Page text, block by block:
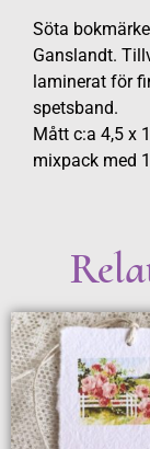
Söta
Ganslandt.
laminerat för
spetsband.
Mått c:a 4,5 x
mixpack med